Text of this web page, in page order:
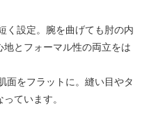
く設定。腕を曲げても肘の内
とフォーマル性の両立をは
面をフラットに。縫い目やタ
ています。